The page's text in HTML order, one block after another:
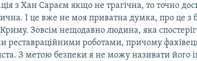
з Хан Сараєм якщо не трагічна, то точно
І це вже не моя приватна думка, про це з
Зовсім нещодавно людина, яка
реставраційними роботами, причому
З метою безпеки я не можу називати його